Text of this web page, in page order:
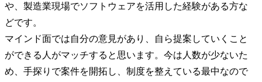
や、製造業現場でソフトウェアを活用した経験がある方な
どです。
マインド面では自分の意見があり、自ら提案していくこと
ができる人がマッチすると思います。今は人数が少ないた
め、手探りで案件を開拓し、制度を整えている最中なので